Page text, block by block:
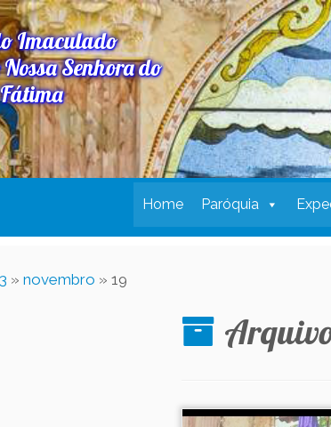
Imaculado
Senhora do
Home Paróquia
» novembro » 19